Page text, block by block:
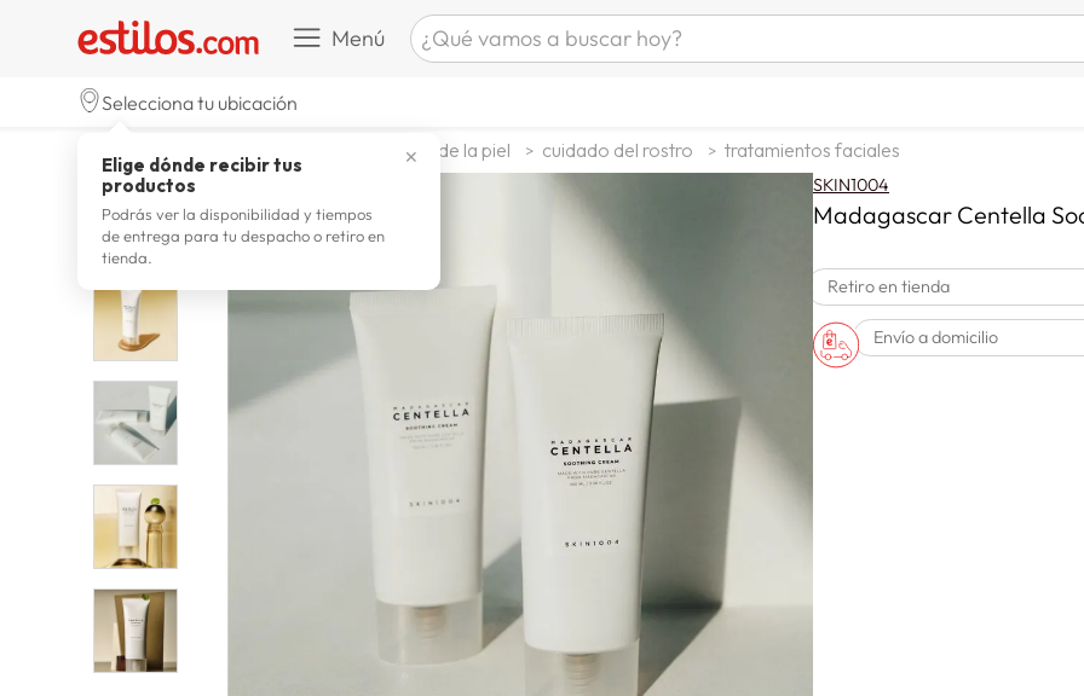
Menú ¿Qué vamos a buscar hoy?
2. celulares
laptop
8. terrex
10.
Selecciona tu ubicación
✕
Elige dónde recibir tus
productos
Podrás ver la disponibilidad y tiempos
de entrega para tu despacho o retiro en
tienda.
cuidado de la piel cuidado del rostro tratamientos faciales
SKIN1004
Madagascar Centella
Retiro en tienda
Envío a domicilio